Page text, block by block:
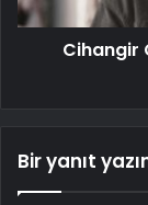
Cihangir
Bir yanıt